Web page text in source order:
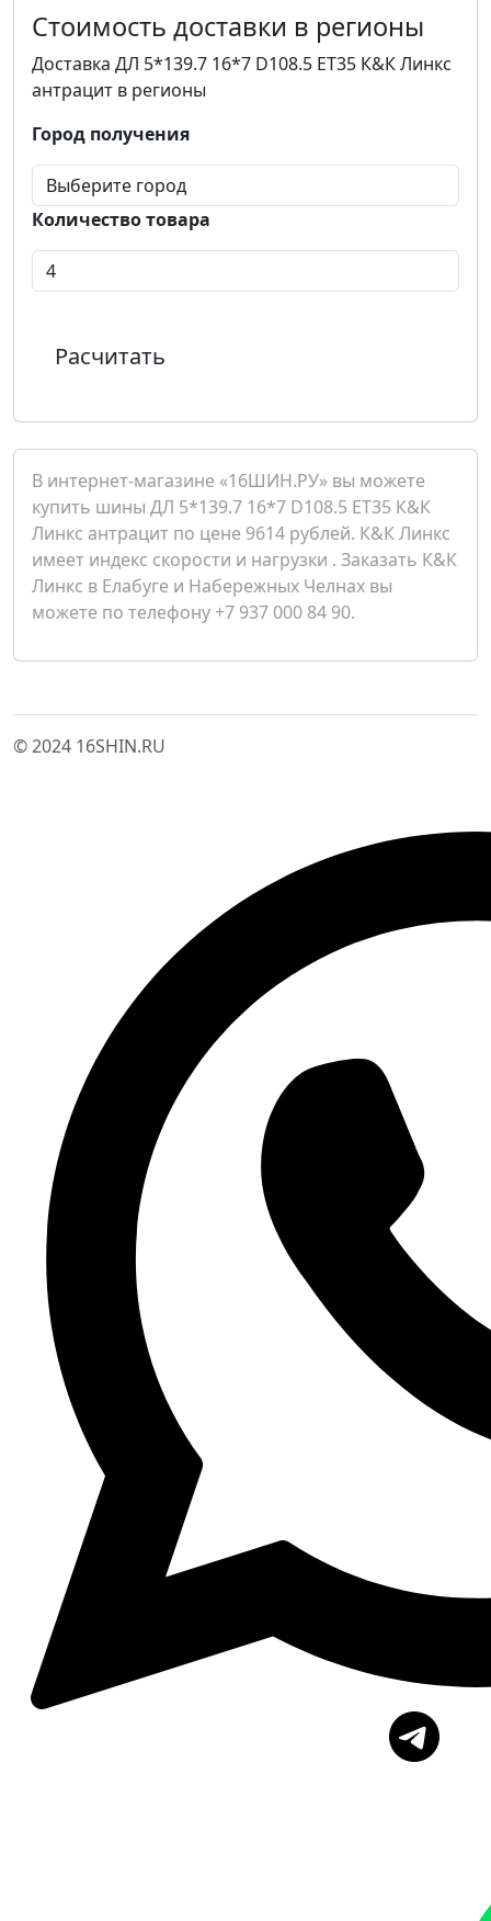
Стоимость доставки в регионы
Доставка ДЛ 5*139.7 16*7 D108.5 ET35 К&К Линкс
антрацит в регионы
Город получения
Количество товара
Расчитать
В интернет-магазине «16ШИН.РУ» вы можете
купить шины ДЛ 5*139.7 16*7 D108.5 ET35 К&К
Линкс антрацит по цене 9614 рублей. К&К Линкс
имеет индекс скорости и нагрузки . Заказать К&К
Линкс в Елабуге и Набережных Челнах вы
можете по телефону +7 937 000 84 90.
© 2024 16SHIN.RU